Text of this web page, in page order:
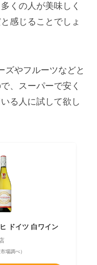
くの人が美味しく
感じることでしょ
ズやフルーツなどと
、スーパーで安く
る人に試して欲し
ドイツ 白ワイン
場調べ）